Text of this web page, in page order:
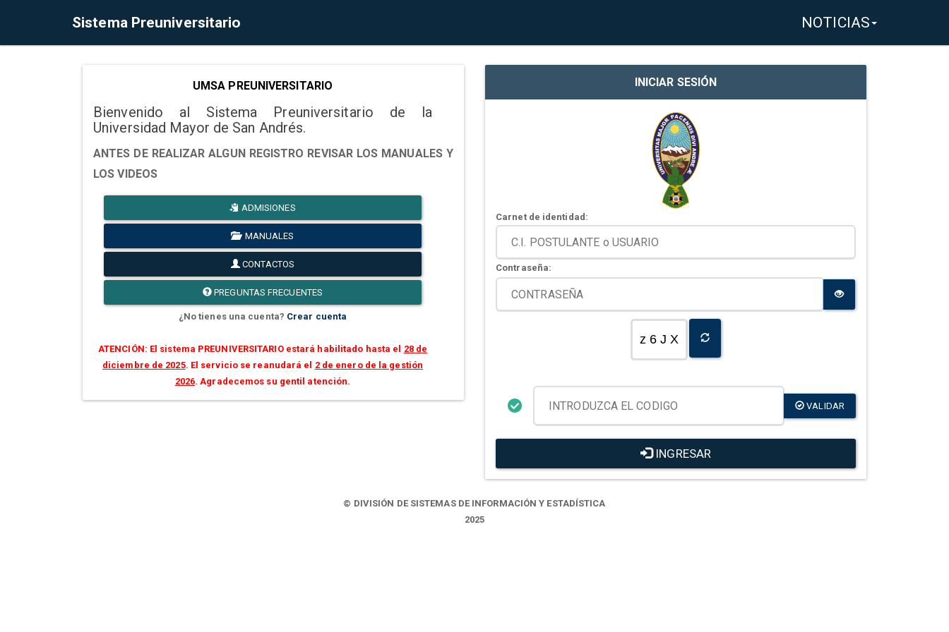
Sistema Preuniversitario NOTICIAS
UMSA PREUNIVERSITARIO
Bienvenido al Sistema Preuniversitario de la
Universidad Mayor de San Andrés.
ANTES DE REALIZAR ALGUN REGISTRO REVISAR LOS MANUALES Y
LOS VIDEOS
ADMISIONES
MANUALES
CONTACTOS
PREGUNTAS FRECUENTES
¿No tienes una cuenta? Crear cuenta
ATENCIÓN: El sistema PREUNIVERSITARIO estará habilitado hasta el 28 de
diciembre de 2025. El servicio se reanudará el 2 de enero de la gestión
2026. Agradecemos su gentil atención.
INICIAR SESIÓN
Carnet de identidad:
Contraseña:
z 6 J X
VALIDAR
INGRESAR
© DIVISIÓN DE SISTEMAS DE INFORMACIÓN Y ESTADÍSTICA
2025